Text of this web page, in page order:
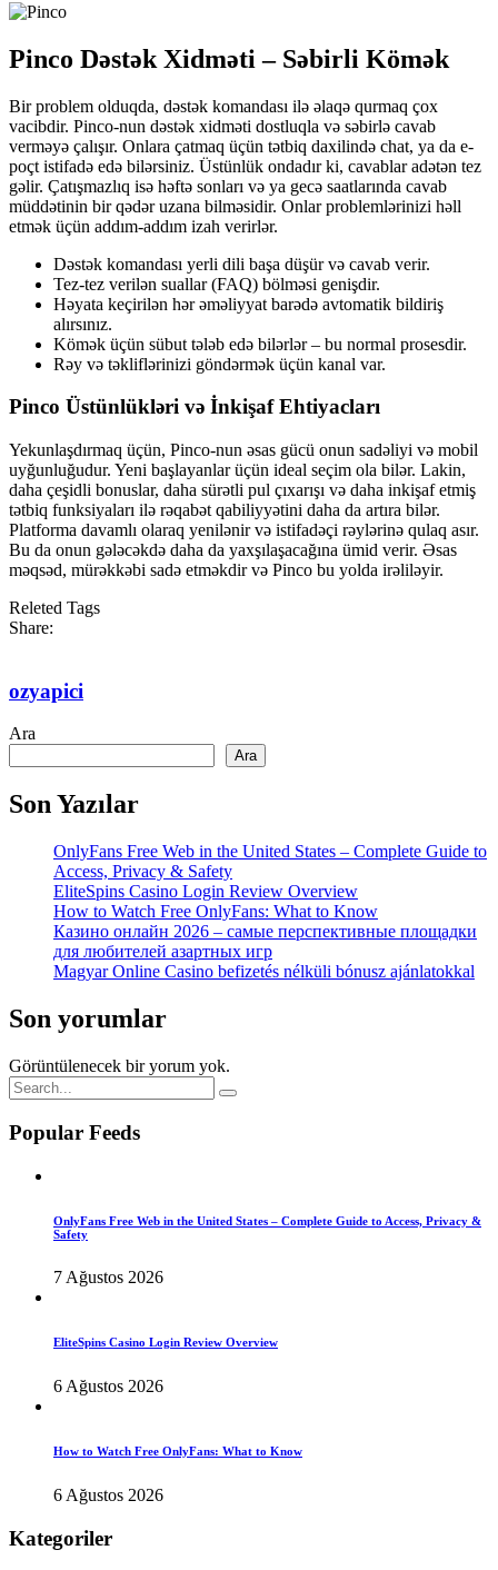
Pinco Dəstək Xidməti – Səbirli Kömək
Bir problem olduqda, dəstək komandası ilə əlaqə qurmaq çox
vacibdir. Pinco-nun dəstək xidməti dostluqla və səbirlə cavab
verməyə çalışır. Onlara çatmaq üçün tətbiq daxilində chat, ya da e-
poçt istifadə edə bilərsiniz. Üstünlük ondadır ki, cavablar adətən tez
gəlir. Çatışmazlıq isə həftə sonları və ya gecə saatlarında cavab
müddətinin bir qədər uzana bilməsidir. Onlar problemlərinizi həll
etmək üçün addım-addım izah verirlər.
Dəstək komandası yerli dili başa düşür və cavab verir.
Tez-tez verilən suallar (FAQ) bölməsi genişdir.
Həyata keçirilən hər əməliyyat barədə avtomatik bildiriş
alırsınız.
Kömək üçün sübut tələb edə bilərlər – bu normal prosesdir.
Rəy və təkliflərinizi göndərmək üçün kanal var.
Pinco Üstünlükləri və İnkişaf Ehtiyacları
Yekunlaşdırmaq üçün, Pinco-nun əsas gücü onun sadəliyi və mobil
uyğunluğudur. Yeni başlayanlar üçün ideal seçim ola bilər. Lakin,
daha çeşidli bonuslar, daha sürətli pul çıxarışı və daha inkişaf etmiş
tətbiq funksiyaları ilə rəqabət qabiliyyətini daha da artıra bilər.
Platforma davamlı olaraq yenilənir və istifadəçi rəylərinə qulaq asır.
Bu da onun gələcəkdə daha da yaxşılaşacağına ümid verir. Əsas
məqsəd, mürəkkəbi sadə etməkdir və Pinco bu yolda irəliləyir.
Releted Tags
Share:
ozyapici
Ara
Ara
Son Yazılar
OnlyFans Free Web in the United States – Complete Guide to
Access, Privacy & Safety
EliteSpins Casino Login Review Overview
How to Watch Free OnlyFans: What to Know
Казино онлайн 2026 – самые перспективные площадки
для любителей азартных игр
Magyar Online Casino befizetés nélküli bónusz ajánlatokkal
Son yorumlar
Görüntülenecek bir yorum yok.
Popular Feeds
OnlyFans Free Web in the United States – Complete Guide to Access, Privacy &
Safety
7 Ağustos 2026
EliteSpins Casino Login Review Overview
6 Ağustos 2026
How to Watch Free OnlyFans: What to Know
6 Ağustos 2026
Kategoriler